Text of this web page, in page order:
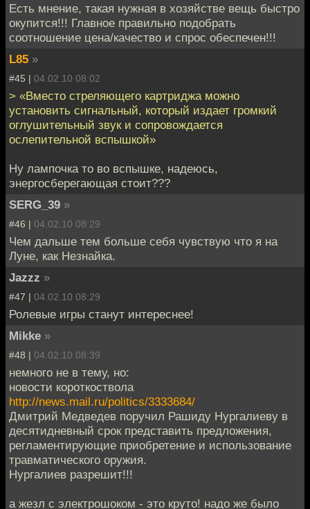
Есть мнение, такая нужная в хозяйстве вещь быстро
окупится!!! Главное правильно подобрать
соотношение цена/качество и спрос обеспечен!!!
L85 »
#45 | 04.02.10 08:02
> «Вместо стреляющего картриджа можно
установить сигнальный, который издает громкий
оглушительный звук и сопровождается
ослепительной вспышкой»
Ну лампочка то во вспышке, надеюсь,
энергосберегающая стоит???
SERG_39 »
#46 | 04.02.10 08:29
Чем дальше тем больше себя чувствую что я на
Луне, как Незнайка.
Jazzz »
#47 | 04.02.10 08:29
Ролевые игры станут интереснее!
Mikke »
#48 | 04.02.10 08:39
немного не в тему, но:
новости короткоствола
http://news.mail.ru/politics/3333684/
Дмитрий Медведев поручил Рашиду Нургалиеву в
десятидневный срок представить предложения,
регламентирующие приобретение и использование
травматического оружия.
Нургалиев разрешит!!!
а жезл с электрошоком - это круто! надо же было